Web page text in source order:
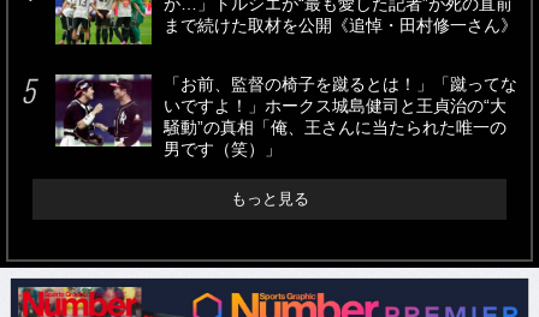
が…」トルシエが“最も愛した記者”が死の直前
まで続けた取材を公開《追悼・田村修一さん》
「お前、監督の椅子を蹴るとは！」「蹴ってな
いですよ！」ホークス城島健司と王貞治の“大
騒動”の真相「俺、王さんに当たられた唯一の
男です（笑）」
もっと見る